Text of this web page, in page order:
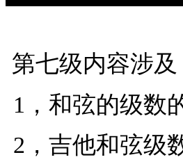
第七级内容涉
1，和弦的级数
2，吉他和弦级